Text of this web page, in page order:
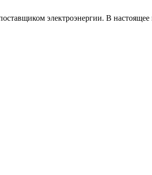
электроэнергии. В